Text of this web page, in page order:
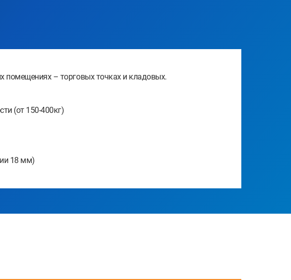
помещениях – торговых точках и кладовых.
(от 150-400кг)
18 мм)